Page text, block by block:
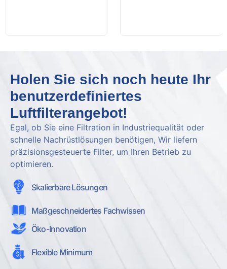
Holen Sie sich noch heute Ihr
benutzerdefiniertes
Luftfilterangebot!
Egal, ob Sie eine Filtration in Industriequalität oder
schnelle Nachrüstlösungen benötigen, Wir liefern
präzisionsgesteuerte Filter, um Ihren Betrieb zu
optimieren.
Skalierbare Lösungen
Maßgeschneidertes Fachwissen
Öko-Innovation
Flexible Minimum